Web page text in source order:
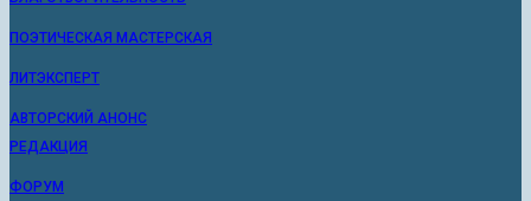
ПОЭТИЧЕСКАЯ МАСТЕРСКАЯ
ЛИТЭКСПЕРТ
АВТОРСКИЙ АНОНС
РЕДАКЦИЯ
ФОРУМ